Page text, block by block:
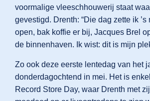
voormalige vleeschhouwerij staat
gevestigd. Drenth: “Die dag zette ik
open, bak koffie er bij, Jacques Brel
de binnenhaven. Ik wist: dit is mijn
Zo ook deze eerste lentedag van het
donderdagochtend in mei. Het is
Record Store Day, waar Drenth met